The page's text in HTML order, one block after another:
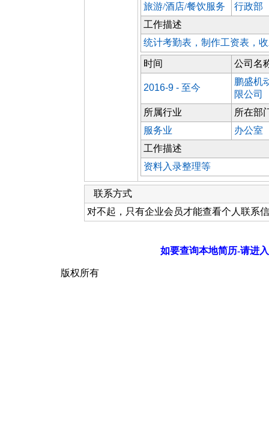
旅游/酒店/餐饮服务
行政部
工作描述
统计考勤表，制作工资表，
时间 公司名
2016-9 - 至今
鹏盛机
限公司
所属行业
所在部
服务业
办公室
工作描述
资料入录整理等
联系方式
对不起，只有企业会员才能查看个人联系
如要查询本地简历-请进
版权所有